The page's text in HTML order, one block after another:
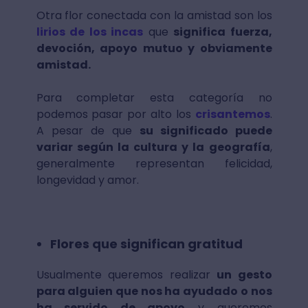
Otra flor conectada con la amistad son los
lirios de los incas que significa fuerza,
devoción, apoyo mutuo y obviamente
amistad.
Para completar esta categoría no
podemos pasar por alto los crisantemos.
A pesar de que su significado puede
variar según la cultura y la geografía,
generalmente representan felicidad,
longevidad y amor.
Flores que significan gratitud
Usualmente queremos realizar un gesto
para alguien que nos ha ayudado o nos